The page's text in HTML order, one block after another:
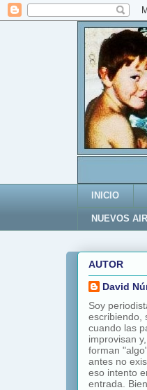
INICIO
NUEVOS
AUTOR
David
Soy
escribiendo,
cuando las
improvisan
forman
antes no
eso intento
entrada.